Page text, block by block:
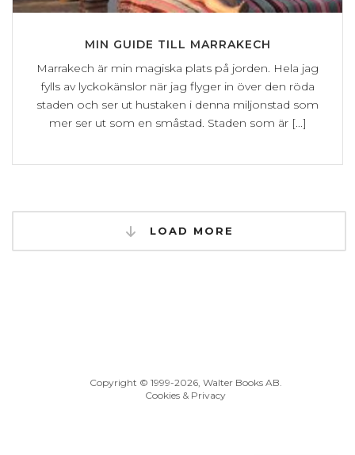
MIN GUIDE TILL MARRAKECH
Marrakech är min magiska plats på jorden. Hela jag
fylls av lyckokänslor när jag flyger in över den röda
staden och ser ut hustaken i denna miljonstad som
mer ser ut som en småstad. Staden som är [...]
LOAD MORE
Copyright © 1999-2026, Walter Books AB.
Cookies & Privacy